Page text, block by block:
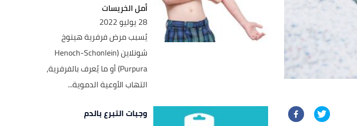
أمل الخريسات
28 يوليو 2022
يُسبب مرض فرفرية هينوخ
شونلاين (Henoch-Schonlein
Purpura) أو ما يُعرف بالفرفرية،
التهاب الأوعية الدموية...
وجبات التبرع بالدم